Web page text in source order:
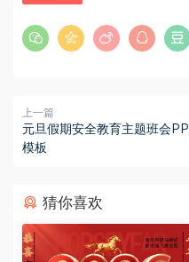
上一篇
元旦假期安全教育主题班会
模板
猜你喜欢